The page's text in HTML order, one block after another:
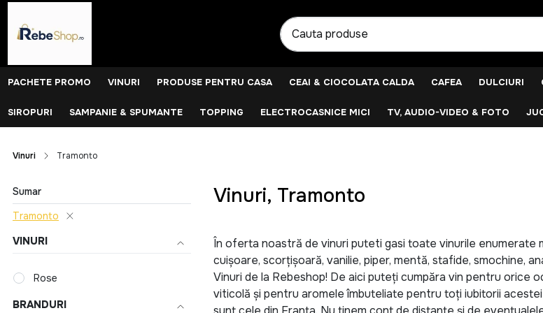
PACHETE PROMO VINURI PRODUSE PENTRU CASA CEAI & CIOCOLATA CALDA CAFEA DULCIURI
SIROPURI SAMPANIE & SPUMANTE TOPPING ELECTROCASNICE MICI TV, AUDIO-VIDEO & FOTO
Vinuri Tramonto
Sumar
Tramonto
VINURI
Rose
BRANDURI
Vinuri, Tramonto
În oferta noastră de vinuri puteti gasi toate vinurile enumerate
cuișoare, scorțișoară, vanilie, piper, mentă, stafide, smochine,
Vinuri de la Rebeshop! De aici puteți cumpăra vin pentru orice
viticolă și pentru aromele îmbuteliate pentru toți iubitorii